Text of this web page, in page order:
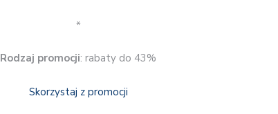
*
Rodzaj promocji: rabaty do 43%
Skorzystaj z promocji